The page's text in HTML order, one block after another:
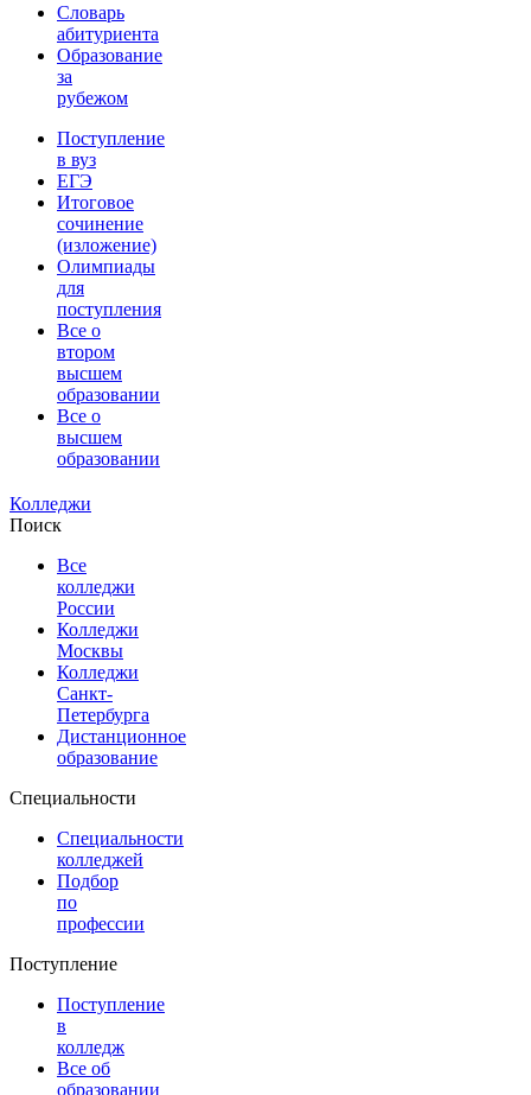
Словарь
абитуриента
Образование
за
рубежом
Поступление
в вуз
ЕГЭ
Итоговое
сочинение
(изложение)
Олимпиады
для
поступления
Все о
втором
высшем
образовании
Все о
высшем
образовании
Колледжи
Поиск
Все
колледжи
России
Колледжи
Москвы
Колледжи
Санкт-
Петербурга
Дистанционное
образование
Специальности
Специальности
колледжей
Подбор
по
профессии
Поступление
Поступление
в
колледж
Все об
образовании